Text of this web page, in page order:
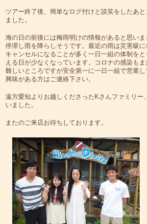
ツアー終了後、簡単なログ付けと談笑をしたあ
ました。
海の日の前後には梅雨明けの情報があると思い
停滞し雨を降らしそうです。最近の雨は災害級
キャンセルになることが多く一日一組の体制を
える日が少なくなっています。コロナの感染も
難しいところですが安全第一に一日一組で営業し
興味がある方はご連絡下さい。
遠方愛知よりお越しくださったKさんファミリー
いました。
またのご来店お待ちしております。